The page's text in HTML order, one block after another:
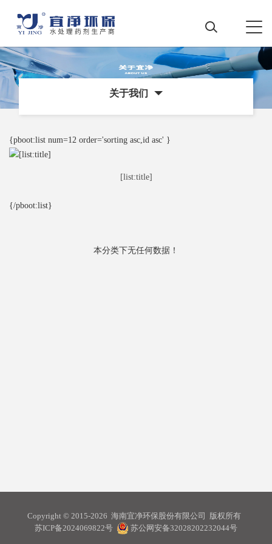
关于我们
{pboot:list num=12 order='sorting asc,id asc' }
[list:title]
{/pboot:list}
本分类下无任何数据！
Copyright © 2015-2026 海南宜净环保股份有限公司 版权所有
苏ICP备2024069822号
苏公网安备32028202232044号